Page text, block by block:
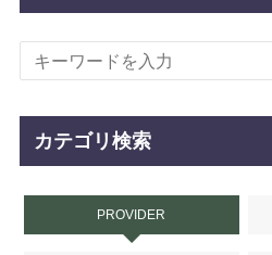
カテゴリ検索
PROVIDER